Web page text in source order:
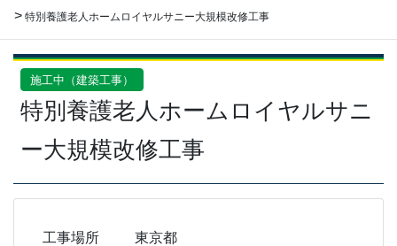
特別養護老人ホームロイヤルサニー大規模改修工事
施工中（建築工事）
特別養護老人ホームロイヤルサニ
ー大規模改修工事
工事場所 東京都